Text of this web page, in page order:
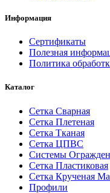
Информация
Сертификаты
Полезная
Политика
Каталог
Сетка Сварная
Сетка Плетеная
Сетка Тканая
Сетка ЦПВС
Системы
Сетка Пластиковая
Сетка Крученая
Профили